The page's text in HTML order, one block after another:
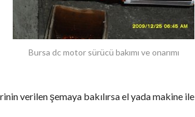
Bursa dc motor sürücü bakımı ve onarımı
verilen şemaya bakılırsa el yada makine ile